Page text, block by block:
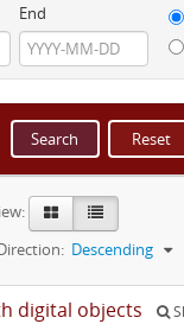
End
Descending
digital objects